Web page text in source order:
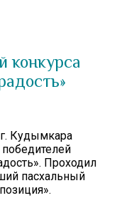
конкурса
Кудымкара
Проходил
пасхальный